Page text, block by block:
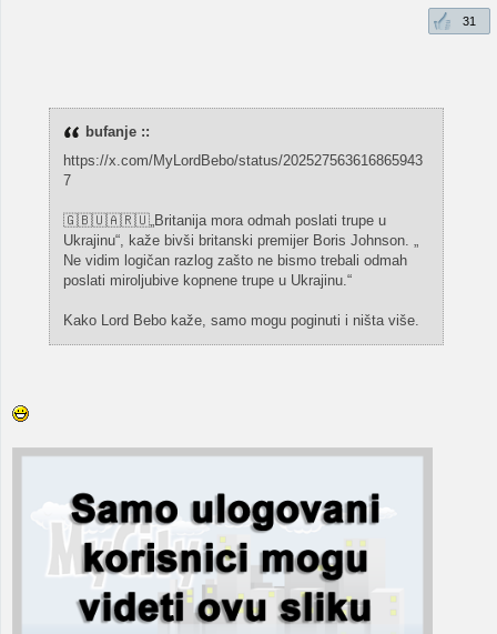
31
bufanje ::
https://x.com/MyLordBebo/status/202527563616865943
7
🇬🇧🇺🇦🇷🇺„Britanija mora odmah poslati trupe u
Ukrajinu“, kaže bivši britanski premijer Boris Johnson. „
Ne vidim logičan razlog zašto ne bismo trebali odmah
poslati miroljubive kopnene trupe u Ukrajinu.“
Kako Lord Bebo kaže, samo mogu poginuti i ništa više.